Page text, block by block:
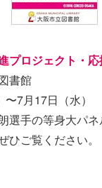
プロジェクト・
書館
7月17日（水）
選手の等身大パ
ひご覧ください。